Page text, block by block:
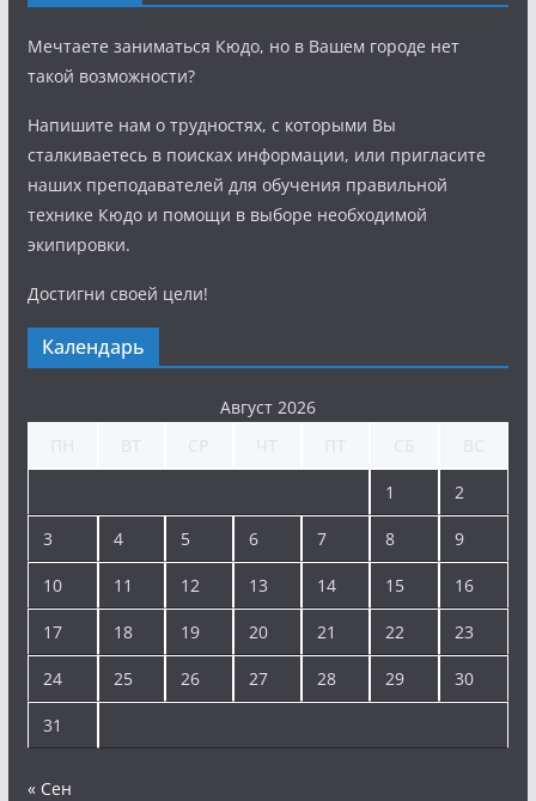
Мечтаете заниматься Кюдо, но в Вашем городе нет
такой возможности?
Напишите нам о трудностях, с которыми Вы
сталкиваетесь в поисках информации, или пригласите
наших преподавателей для обучения правильной
технике Кюдо и помощи в выборе необходимой
экипировки.
Достигни своей цели!
Календарь
Август 2026
1 2
3 4 5 6 7 8 9
10 11 12 13 14 15 16
17 18 19 20 21 22 23
24 25 26 27 28 29 30
31
« Сен